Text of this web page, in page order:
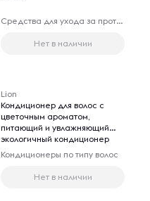
Средства для ухода за протезами
Нет в наличии
Lion
Кондиционер для волос с
цветочным ароматом,
питающий и увлажняющий
экологичный кондиционер
для сухих и нормальных волос
с натуральными
компонентами, 400 мл
Кондиционеры по типу волос
Нет в наличии